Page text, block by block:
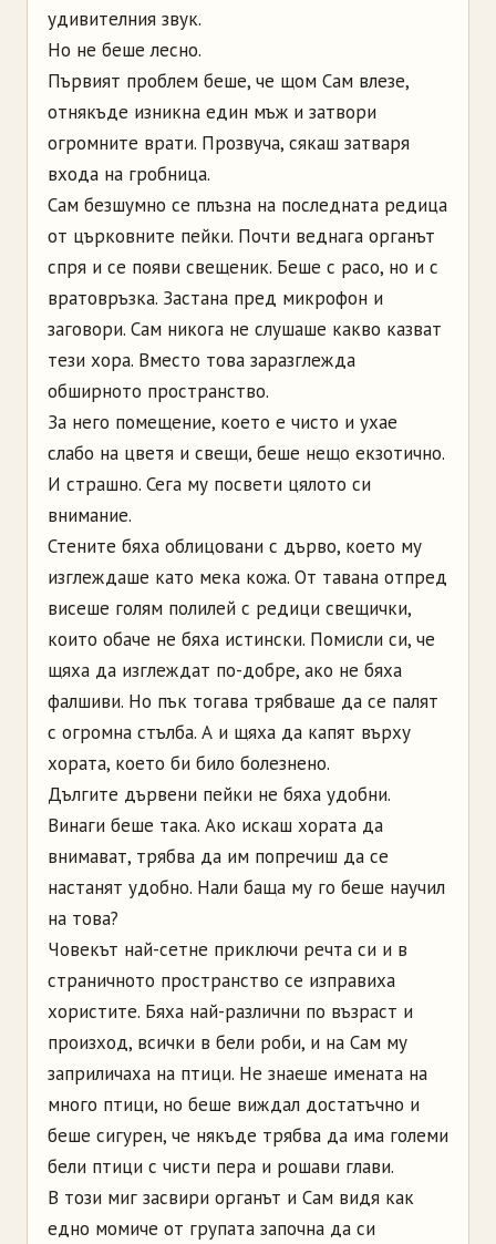
удивителния звук.
Но не беше лесно.
Първият проблем беше, че щом Сам влезе,
отнякъде изникна един мъж и затвори
огромните врати. Прозвуча, сякаш затваря
входа на гробница.
Сам безшумно се плъзна на последната редица
от църковните пейки. Почти веднага органът
спря и се появи свещеник. Беше с расо, но и с
вратовръзка. Застана пред микрофон и
заговори. Сам никога не слушаше какво казват
тези хора. Вместо това заразглежда
обширното пространство.
За него помещение, което е чисто и ухае
слабо на цветя и свещи, беше нещо екзотично.
И страшно. Сега му посвети цялото си
внимание.
Стените бяха облицовани с дърво, което му
изглеждаше като мека кожа. От тавана отпред
висеше голям полилей с редици свещички,
които обаче не бяха истински. Помисли си, че
щяха да изглеждат по-добре, ако не бяха
фалшиви. Но пък тогава трябваше да се палят
с огромна стълба. А и щяха да капят върху
хората, което би било болезнено.
Дългите дървени пейки не бяха удобни.
Винаги беше така. Ако искаш хората да
внимават, трябва да им попречиш да се
настанят удобно. Нали баща му го беше научил
на това?
Човекът най-сетне приключи речта си и в
страничното пространство се изправиха
хористите. Бяха най-различни по възраст и
произход, всички в бели роби, и на Сам му
заприличаха на птици. Не знаеше имената на
много птици, но беше виждал достатъчно и
беше сигурен, че някъде трябва да има големи
бели птици с чисти пера и рошави глави.
В този миг засвири органът и Сам видя как
едно момиче от групата започна да си